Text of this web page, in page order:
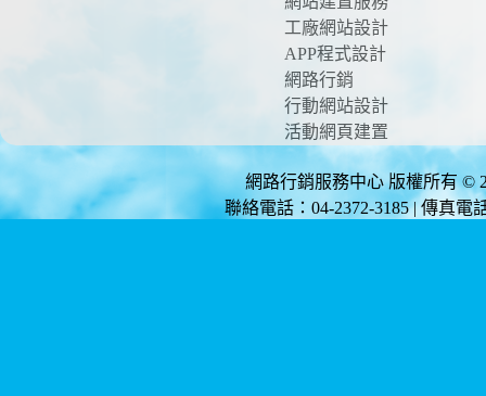
工廠網站設計
APP程式設計
網路行銷
行動網站設計
活動網頁建置
網路行銷服務中心 版權所有 ©
聯絡電話：04-2372-3185 | 傳真電